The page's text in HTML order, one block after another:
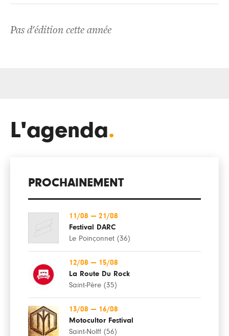
Pas d'édition cette année
L'agenda.
PROCHAINEMENT
11/08 — 21/08
Festival DARC
Le Poinçonnet (36)
12/08 — 15/08
La Route Du Rock
Saint-Père (35)
13/08 — 16/08
Motocultor Festival
Saint-Nolff (56)